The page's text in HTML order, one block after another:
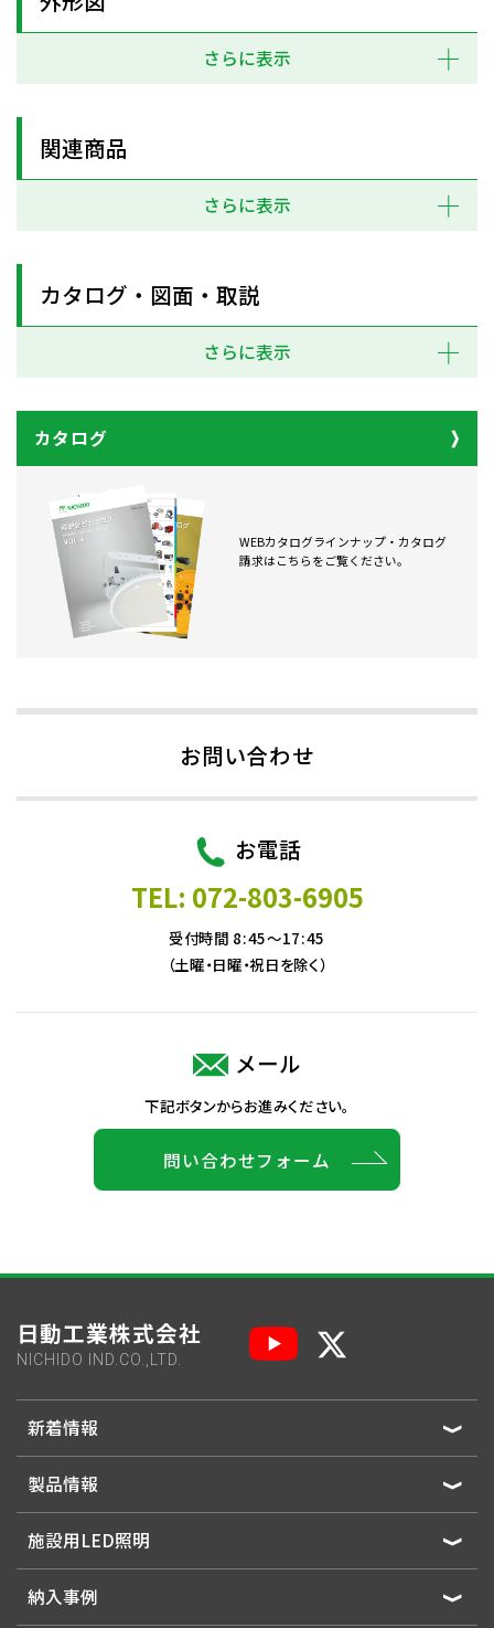
さらに表示
関連商品
さらに表示
カタログ・図面・取説
さらに表示
カタログ
WEBカタログラインナップ・カタログ
請求はこちらをご覧ください。
お問い合わせ
お電話
TEL: 072-803-6905
受付時間 8:45～17:45
（土曜・日曜・祝日を除く）
メール
下記ボタンからお進みください。
問い合わせフォーム
日動工業株式会社
NICHIDO IND.CO.,LTD.
新着情報
製品情報
施設用LED照明
納入事例